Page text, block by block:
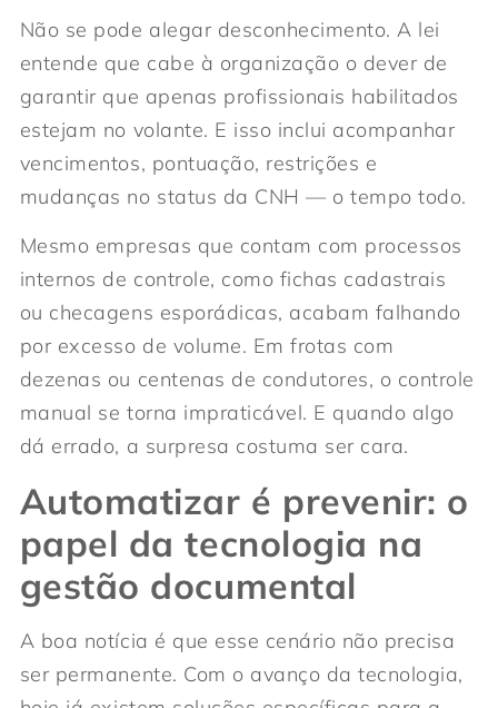
Não se pode alegar desconhecimento. A lei
entende que cabe à organização o dever de
garantir que apenas profissionais habilitados
estejam no volante. E isso inclui acompanhar
vencimentos, pontuação, restrições e
mudanças no status da CNH — o tempo todo.
Mesmo empresas que contam com processos
internos de controle, como fichas cadastrais
ou checagens esporádicas, acabam falhando
por excesso de volume. Em frotas com
dezenas ou centenas de condutores, o controle
manual se torna impraticável. E quando algo
dá errado, a surpresa costuma ser cara.
Automatizar é prevenir: o
papel da tecnologia na
gestão documental
A boa notícia é que esse cenário não precisa
ser permanente. Com o avanço da tecnologia,